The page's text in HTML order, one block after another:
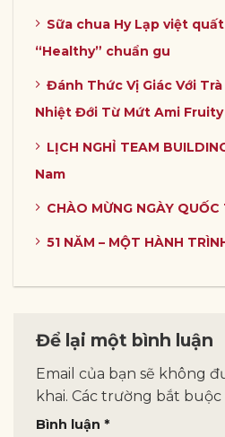
Sữa chua Hy Lạp việt
“Healthy” chuẩn gu
Đánh Thức Vị Giác Với
Nhiệt Đới Từ Mứt Ami Fruity
LỊCH NGHỈ TEAM
Nam
CHÀO MỪNG NGÀY
51 NĂM – MỘT HÀNH
Để lại một bình luận
Email của bạn sẽ không
khai. Các trường bắt
Bình luận *